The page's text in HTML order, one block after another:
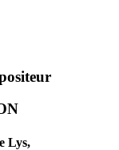
Lys,